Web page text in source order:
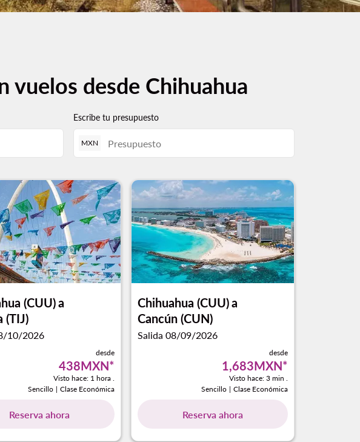
desde Chihuahua
Escribe tu presupuesto
MXN
(CUU)a
(TIJ)
10/2026
desde
438MXN*
Visto hace: 1 hora .
Sencillo | Clase Económica
Reserva ahora
Chihuahua (CUU)a
Cancún (CUN)
Salida 08/09/2026
desde
1,683MXN*
Visto hace: 3 min .
Sencillo | Clase Económica
Reserva ahora